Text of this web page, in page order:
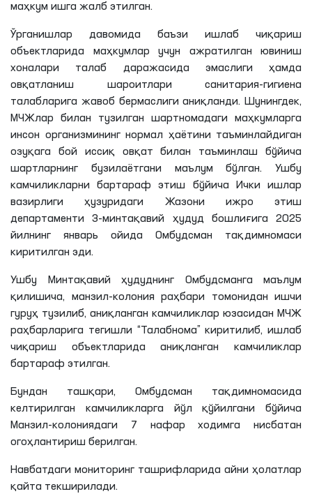
маҳкум ишга жалб этилган.
Ўрганишлар давомида баъзи ишлаб чиқариш
объектларида маҳкумлар учун ажратилган ювиниш
хоналари талаб даражасида эмаслиги ҳамда
овқатланиш шароитлари санитария-гигиена
талабларига жавоб бермаслиги аниқланди. Шунингдек,
МЧЖлар билан тузилган шартномадаги маҳкумларга
инсон организмининг нормал ҳаётини таъминлайдиган
озуқага бой иссиқ овқат билан таъминлаш бўйича
шартларнинг бузилаётгани маълум бўлган. Ушбу
камчиликларни бартараф этиш бўйича Ички ишлар
вазирлиги ҳузуридаги Жазони ижро этиш
департаменти 3-минтақавий ҳудуд бошлиғига 2025
йилнинг январь ойида Омбудсман тақдимномаси
киритилган эди.
Ушбу Минтақавий ҳудуднинг Омбудсманга маълум
қилишича, манзил-колония раҳбари томонидан ишчи
гуруҳ тузилиб, аниқланган камчиликлар юзасидан МЧЖ
раҳбарларига тегишли “Талабнома” киритилиб, ишлаб
чиқариш объектларида аниқланган камчиликлар
бартараф этилган.
Бундан ташқари, Омбудсман тақдимномасида
келтирилган камчиликларга йўл қўйилгани бўйича
Манзил-колониядаги 7 нафар ходимга нисбатан
огоҳлантириш берилган.
Навбатдаги мониторинг ташрифларида айни ҳолатлар
қайта текширилади.